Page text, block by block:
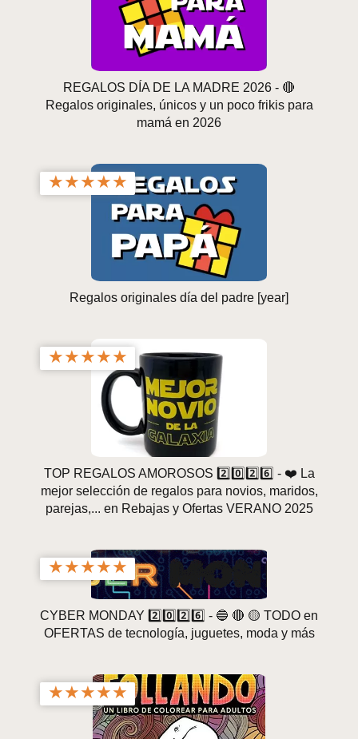
REGALOS DÍA DE LA MADRE 2026 - 🔴
Regalos originales, únicos y un poco frikis para
mamá en 2026
★★★★★
Regalos originales día del padre [year]
★★★★★
TOP REGALOS AMOROSOS 2️⃣0️⃣2️⃣6️⃣ - ❤️ La
mejor selección de regalos para novios, maridos,
parejas,... en Rebajas y Ofertas VERANO 2025
★★★★★
CYBER MONDAY 2️⃣0️⃣2️⃣6️⃣ - 🔵 🔴 🟡 TODO en
OFERTAS de tecnología, juguetes, moda y más
★★★★★